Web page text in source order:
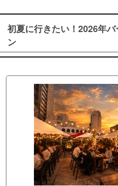
初夏に行きたい！2026年
ン